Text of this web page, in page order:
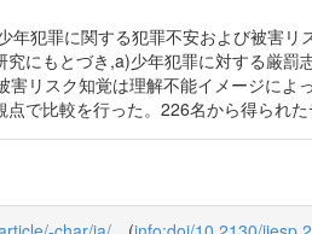
年犯罪に関する犯罪不安および被害
にもとづき,a)少年犯罪に対する厳
リスク知覚は理解不能イメージに
で比較を行った。226名から得られ